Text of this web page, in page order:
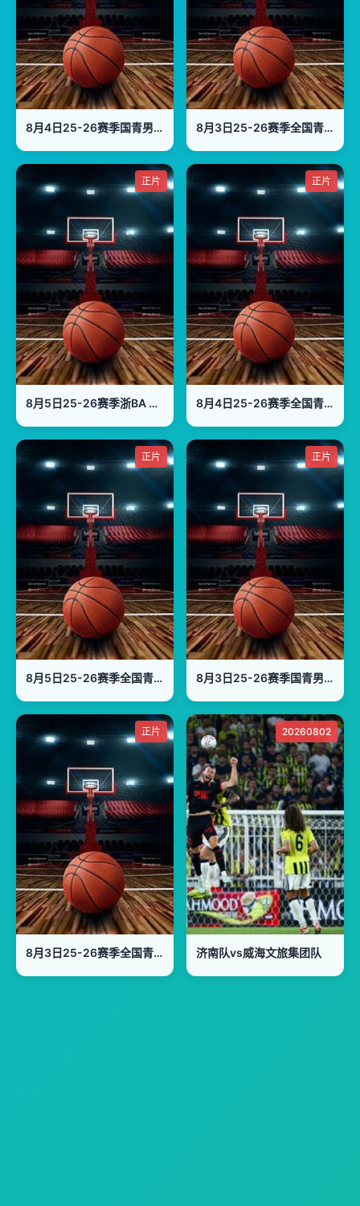
8月4日25-26赛季国青男篮热身赛 中国U18男篮VS加拿大大卫安篮球学院 8月3日25-26赛季全国青年篮球联赛 山东山高79VS59新疆广汇
正片
8月5日25-26赛季浙BA 浦江60VS67义乌
正片
8月4日25-26赛季全国青年篮球联赛 天津荣钢66VS79吉林东北虎
正片
8月5日25-26赛季全国青年篮球联赛 浙江稠州银行67VS85龙狮青年
正片
8月3日25-26赛季国青男篮热身赛 中国U18男篮VS韩国东国大学
正片
8月3日25-26赛季全国青年篮球联赛 浙江广厦88VS64福建浔兴
20260802
济南队vs威海文旅集团队